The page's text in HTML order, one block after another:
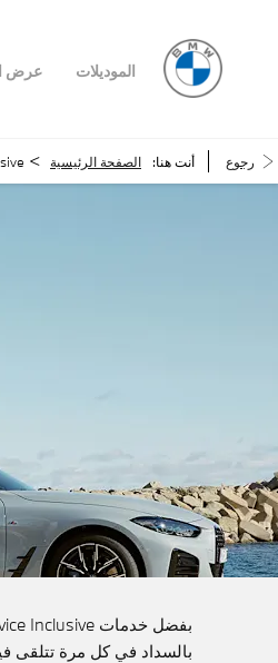
الموديلات عرض
رجوع أنت هنا: الصفحة الرئيسية >
بالسداد في كل مرة تتلقى